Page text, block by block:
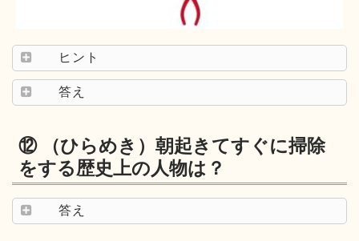
ヒント
答え
⑫ （ひらめき）朝起きてすぐに掃除
をする歴史上の人物は？
答え